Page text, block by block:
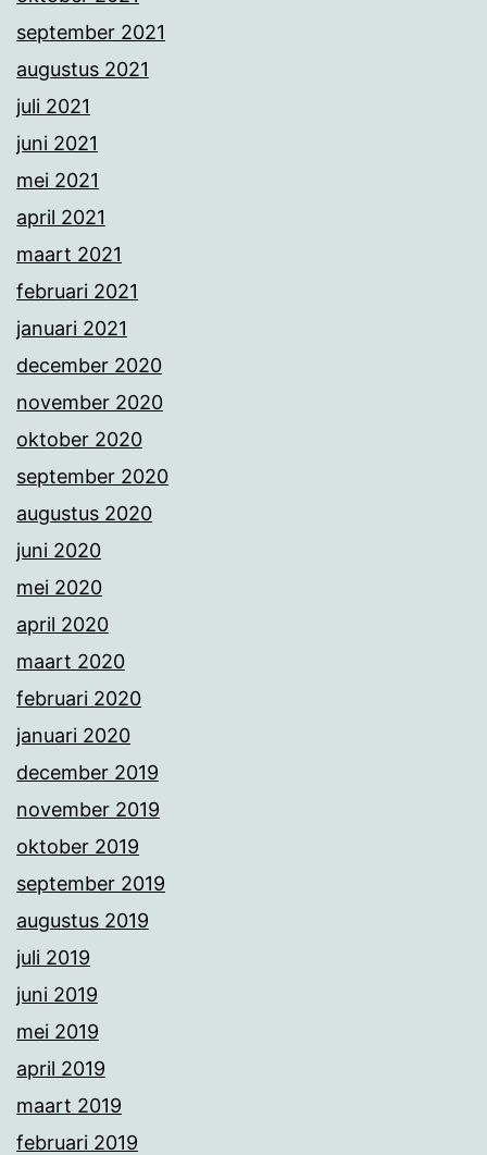
september 2021
augustus 2021
juli 2021
juni 2021
mei 2021
april 2021
maart 2021
februari 2021
januari 2021
december 2020
november 2020
oktober 2020
september 2020
augustus 2020
juni 2020
mei 2020
april 2020
maart 2020
februari 2020
januari 2020
december 2019
november 2019
oktober 2019
september 2019
augustus 2019
juli 2019
juni 2019
mei 2019
april 2019
maart 2019
februari 2019